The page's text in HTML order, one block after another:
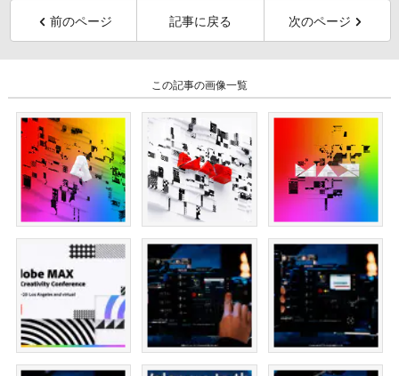
前のページ 記事に戻る 次のページ
この記事の画像一覧